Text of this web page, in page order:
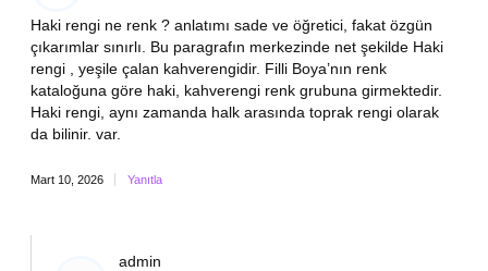
Haki rengi ne renk ? anlatımı sade ve öğretici, fakat özgün
çıkarımlar sınırlı. Bu paragrafın merkezinde net şekilde Haki
rengi , yeşile çalan kahverengidir. Filli Boya’nın renk
kataloğuna göre haki, kahverengi renk grubuna girmektedir.
Haki rengi, aynı zamanda halk arasında toprak rengi olarak
da bilinir. var.
Mart 10, 2026 Yanıtla
admin